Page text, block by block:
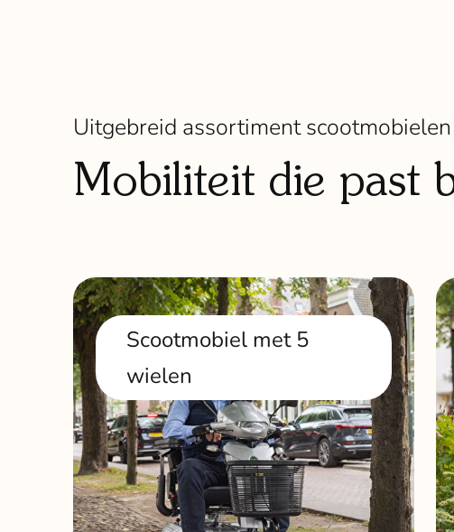
Uitgebreid assortiment scootmobielen
Mobiliteit die past
Scootmobiel met 5
wielen